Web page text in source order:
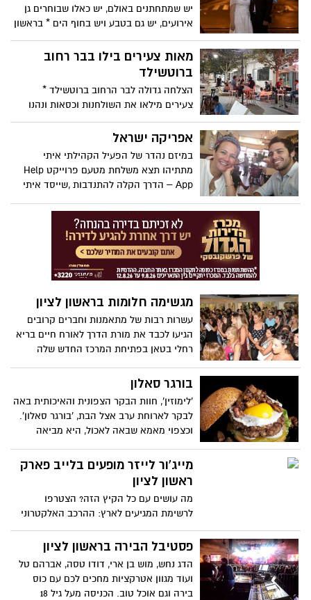
יש שמתחתנים באולם, יש כאלו שבוחרים גן
אירועים, יש גם בטבע ויש בחוף הים * בראשון
לציון רבים התחתנו בבית הכנסת הגדול,
הפעם היה זוג שבחר לחצות את הכביש,
למוזיאון
מאות צעירים בילו בבר רחוב
ברוטשילד
הצלחה גדולה לבר הרחוב ברוטשילד *
צעירים מילאו את השולחנות וכסאות ונהנו
מאווירה טובה, תפאורה היסטורית ומחירים
אטרקטיביים * וגם- הצעת נישואין מרגשת
אפריקה ישראל
במיזם נהדר של הפעיל הקהילתי איתי
מתתיהו תצא משלחת מטעם פרוייקט Help
App – הדרך הקלה להתנדבות ,שייסד איתי
מגשימה חלומות בראשון לציון
עשרות רבות של מתאמנות וחברים קרובים
הגיעו לכבד את מורת הדרך לאורח חיים בריא
רחלי בטאן בפתיחת המרכז החדש שלה
נווה ים בראשון לציון.
בורגר סאלון
'לימוזין', חוות הבקר הצפונית והאיכותית באה
לבקר לארוחת ערב אצל הבת, 'בורגר סאלון'.
וכצפוי מאמא שבאה לאכול, היא מביאה
יועמדו תנורי עישון מחוץ למסעדה, הבשר
יעושן במקום כבר משעות הצהריים ויוגש עם
תפוח אדמה וקלח תירס..יהיה טעים, מאוד
טעים.
מייג'ור לייזר מופעים בלייב פארק
ראשון לציון
מה עושים עם כל הקיץ הזה? הצטרפו
לרשימת המגיעים לארץ: ההרכב האלקטרוני
המצליח מייג'ור לייזר
פסטיבל הבירה בראשון לציון
הדג נחש, מוש בן ארי, דודו טסה, אברהם טל
ועוד מגוון אטרקציות מחכים לכם עם כוס
בירה וגם אוכל טוב. הכניסה מעל גיל 18